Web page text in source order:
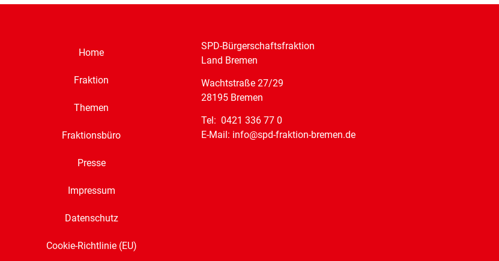
Home
Fraktion
Themen
Fraktionsbüro
Presse
Impressum
Datenschutz
Cookie-Richtlinie (EU)
SPD-Bürgerschaftsfraktion
Land Bremen
Wachtstraße 27/29
28195 Bremen
Tel: 0421 336 77 0
E-Mail: info@spd-fraktion-bremen.de